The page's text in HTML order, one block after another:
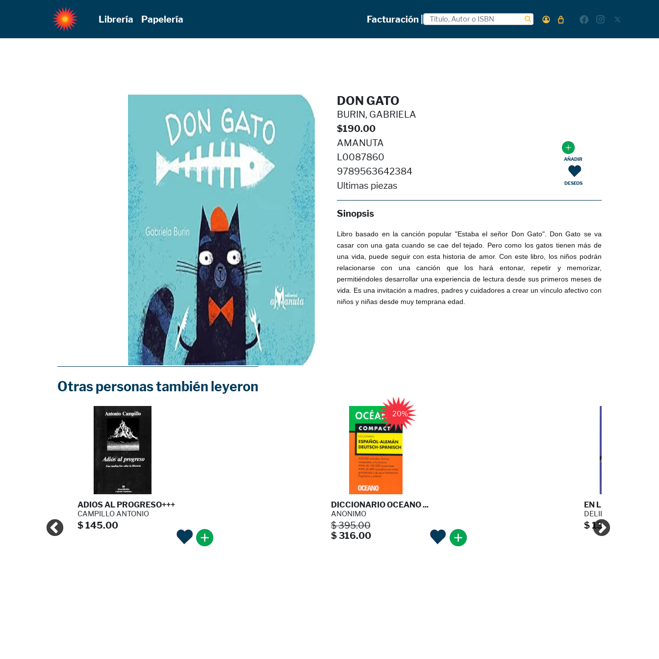
Librería Papelería Facturación |
DON GATO
BURIN, GABRIELA
$190.00
AMANUTA
L0087860
9789563642384
Ultimas piezas
Sinopsis
AÑADIR
DESEOS
Libro basado en la canción popular "Estaba el señor Don Gato". Don Gato se va
casar con una gata cuando se cae del tejado. Pero como los gatos tienen más de
una vida, puede seguir con esta historia de amor. Con este libro, los niños podrán
relacionarse con una canción que los hará entonar, repetir y memorizar,
permitiéndoles desarrollar una experiencia de lectura desde sus primeros meses de
vida. Es una invitación a madres, padres y cuidadores a crear un vínculo afectivo con
niños y niñas desde muy temprana edad.
Otras personas también leyeron
ADIOS AL PROGRESO+++
CAMPILLO ANTONIO
$ 145.00
20%
DICCIONARIO OCEANO ...
ANONIMO
$ 395.00
$ 316.00
EN LAS RUINAS
DELILLO DON
$ 135.00